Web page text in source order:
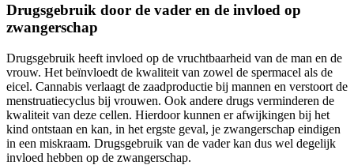
Drugsgebruik door de vader en de invloed op
zwangerschap
Drugsgebruik heeft invloed op de vruchtbaarheid van de man en de
vrouw. Het beïnvloedt de kwaliteit van zowel de spermacel als de
eicel. Cannabis verlaagt de zaadproductie bij mannen en verstoort de
menstruatiecyclus bij vrouwen. Ook andere drugs verminderen de
kwaliteit van deze cellen. Hierdoor kunnen er afwijkingen bij het
kind ontstaan en kan, in het ergste geval, je zwangerschap eindigen
in een miskraam. Drugsgebruik van de vader kan dus wel degelijk
invloed hebben op de zwangerschap.